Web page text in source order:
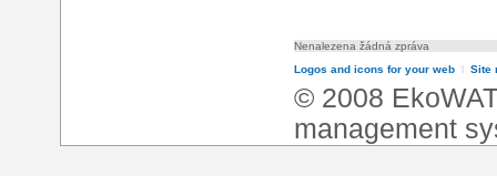
Nenalezena žádná zpráva
Logos and icons for your web l Site
© 2008
management